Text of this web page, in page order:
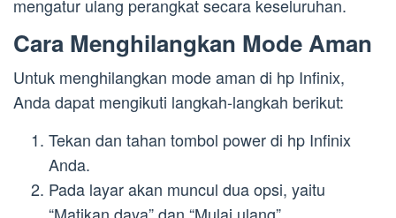
mengatur ulang perangkat secara keseluruhan.
Cara Menghilangkan Mode Aman
Untuk menghilangkan mode aman di hp Infinix,
Anda dapat mengikuti langkah-langkah berikut:
Tekan dan tahan tombol power di hp Infinix
Anda.
Pada layar akan muncul dua opsi, yaitu
“Matikan daya” dan “Mulai ulang”.